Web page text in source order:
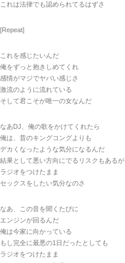
これは法律でも認められてるはずさ
[Repeat]
これを感じたいんだ
俺をずっと抱きしめてくれ
感情がマジでヤバい感じさ
激流のように流れている
そして君こそが唯一の女なんだ
なあDJ、俺の歌をかけてくれたら
俺は、昔のキングコングよりも
デカくなったような気分になるんだ
結果として悪い方向にでるリスクもあるが
ラジオをつけたまま
セックスをしたい気分なのさ
なあ、この音を聞くたびに
エンジンが回るんだ
俺は今家に向かっている
もし完全に最悪の1日だったとしても
ラジオをつけたまま